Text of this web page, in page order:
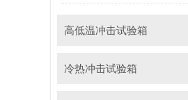
高低温冲击试验箱
冷热冲击试验箱